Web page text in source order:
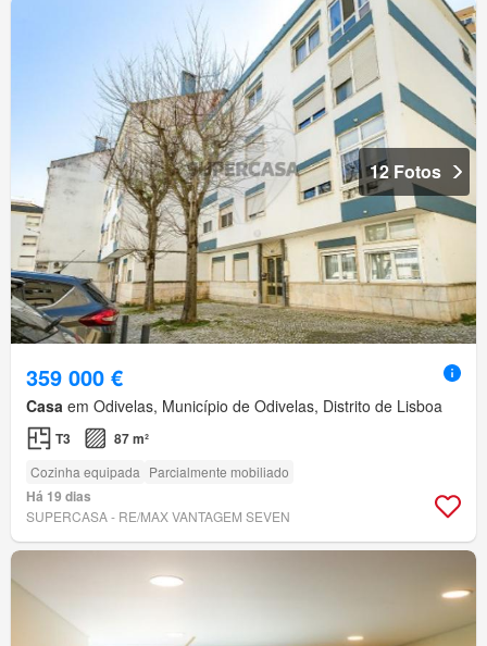
12 Fotos
359 000 €
Casa em Odivelas, Município de Odivelas, Distrito de Lisboa
T3 87 m²
Cozinha equipada Parcialmente mobiliado
Há 19 dias
SUPERCASA - RE/MAX VANTAGEM SEVEN